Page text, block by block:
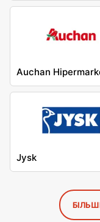
Auchan
Jysk